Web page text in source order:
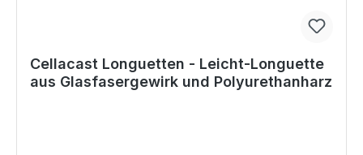
Cellacast Longuetten - Leicht-Longuette
aus Glasfasergewirk und Polyurethanharz